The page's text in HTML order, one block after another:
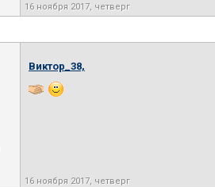
16 ноября 2017, четверг
Виктор_38,
16 ноября 2017, четверг